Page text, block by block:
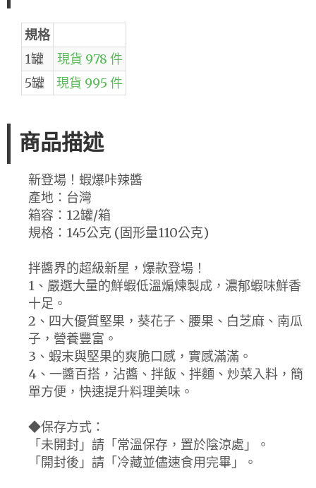
規格
1罐
現貨 978 件
5罐
現貨 995 件
商品描述
新登場！蝦爆咔辣醬
產地：台灣
箱容：12罐/箱
規格：145公克 (固形量110公克)
拌醬界的超級新星，爆款登場！
1、嚴選大量的鮮蝦低溫煸煉製成，濃郁蝦味鮮香
十足。
2、四大優質堅果，葵花子、腰果、白芝麻、南瓜
子，營養豐富。
3、蝦末與堅果的爽脆口感，實感滿滿。
4、一醬百搭，沾醬、拌飯、拌麵、炒菜入料，簡
單方便，快速提升料理美味。
◆保存方式：
「未開封」請「常溫保存，置於陰涼處」。
「開封後」請「冷藏並儘速食用完畢」。